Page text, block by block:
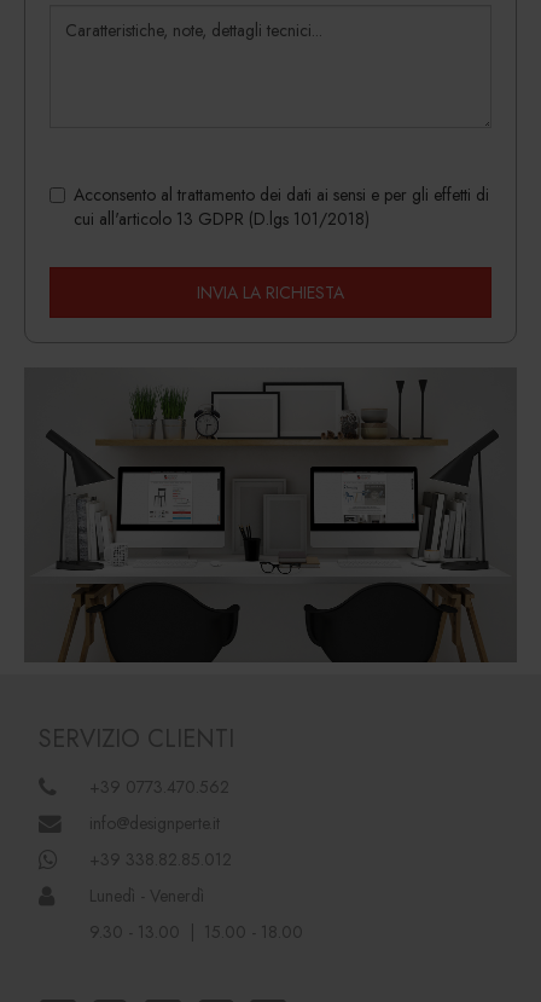
Acconsento al trattamento dei dati ai sensi e per gli effetti di
cui all'articolo 13 GDPR (D.lgs 101/2018)
INVIA LA RICHIESTA
SERVIZIO CLIENTI
+39 0773.470.562
info@designperte.it
+39 338.82.85.012
Lunedì - Venerdì
9.30 - 13.00 | 15.00 - 18.00